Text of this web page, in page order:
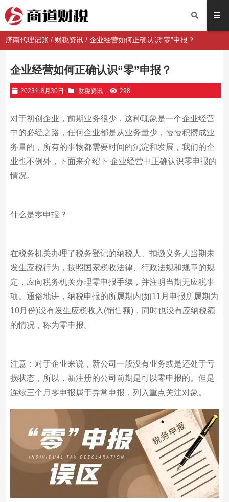
济南代理记账 / 财税资讯 / 企业经营如何正确认识“零”申报？
企业经营如何正确认识“零”申报？
2023年8月30日 财税资讯 298
对于初创企业，前期业务很少，这种现象是一个企业经营
中的必经之路，任何企业都是从业务量少，慢慢积攒成业
务量的，所有的事物都需要时间的沉淀和发展，我们的企
业也不例外，下面来介绍下 企业经营中正确认识零申报的
情况。
什么是零申报？
在税务机关办理了税务登记的纳税人、扣缴义务人当期未
发生应税行为，按照国家税收法律、行政法规和规章的规
定，应向税务机关办理零申报手续，并注明当期无应税事
项。通俗地讲，纳税申报的所属期内(如11月申报所属期为
10月份)没有发生应税收入(销售额)，同时也没有应纳税额
的情况，称为零申报。
注意：对于企业来说，新公司一般没有业务或是还处于亏
损状态，所以，新注册的公司前期是可以零申报的。但是
连续三个月零申报属于异常申报，列入重点关注对象。